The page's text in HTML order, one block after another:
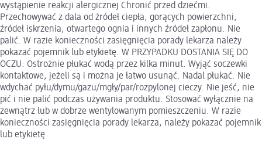
wystąpienie reakcji alergicznej Chronić przed dziećmi.
Przechowywać z dala od źródeł ciepła, gorących powierzchni,
źródeł iskrzenia, otwartego ognia i innych źródeł zapłonu. Nie
palić. W razie konieczności zasięgnięcia porady lekarza należy
pokazać pojemnik lub etykietę. W PRZYPADKU DOSTANIA SIĘ DO
OCZU: Ostrożnie płukać wodą przez kilka minut. Wyjąć soczewki
kontaktowe, jeżeli są i można je łatwo usunąć. Nadal płukać. Nie
wdychać pyłu/dymu/gazu/mgły/par/rozpylonej cieczy. Nie jeść, nie
pić i nie palić podczas używania produktu. Stosować wyłącznie na
zewnątrz lub w dobrze wentylowanym pomieszczeniu. W razie
konieczności zasięgnięcia porady lekarza, należy pokazać pojemnik
lub etykietę